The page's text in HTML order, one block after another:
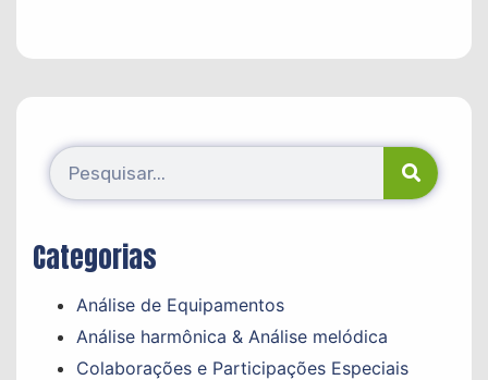
Categorias
Análise de Equipamentos
Análise harmônica & Análise melódica
Colaborações e Participações Especiais